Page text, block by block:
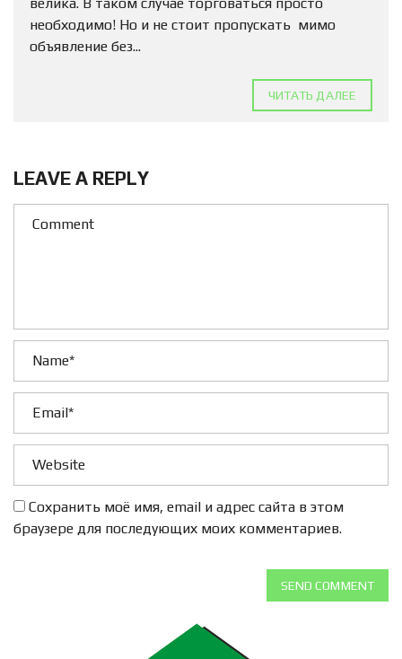
необходимо! Но и не стоит пропускать мимо
объявление без...
ЧИТАТЬ ДАЛЕЕ
LEAVE A REPLY
Сохранить моё имя, email и адрес сайта в этом
браузере для последующих моих комментариев.
SEND COMMENT